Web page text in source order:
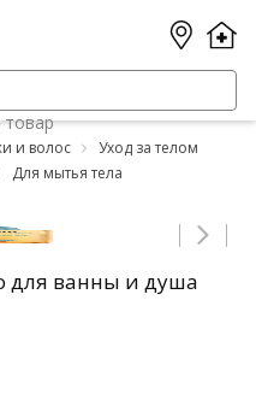
и волос
Уход за телом
Для мытья тела
для ванны и душа